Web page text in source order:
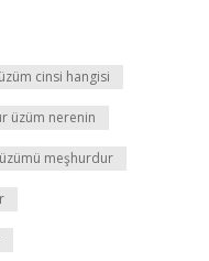
cinsi hangisi
üzüm nerenin
meşhurdur